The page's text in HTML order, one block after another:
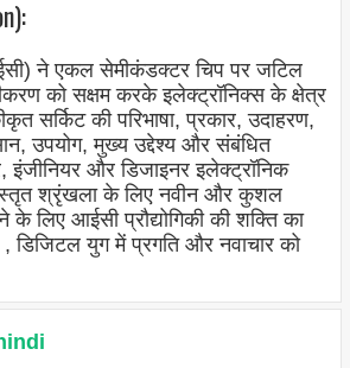
ने एकल सेमीकंडक्टर चिप पर जटिल
को सक्षम करके इलेक्ट्रॉनिक्स के क्षेत्र
सर्किट की परिभाषा, प्रकार, उदाहरण,
उपयोग, मुख्य उद्देश्य और संबंधित
इंजीनियर और डिजाइनर इलेक्ट्रॉनिक
श्रृंखला के लिए नवीन और कुशल
लिए आईसी प्रौद्योगिकी की शक्ति का
युग में प्रगति और नवाचार को